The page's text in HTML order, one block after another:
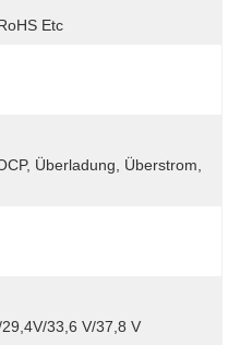
Etc
Überladung, Überstrom,
33,6 V/37,8 V